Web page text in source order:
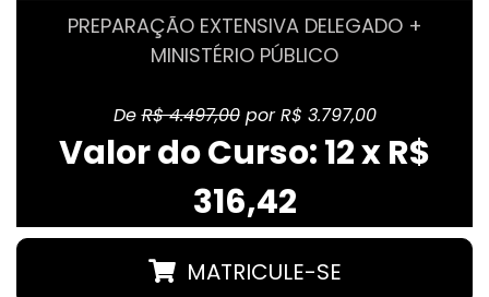
PREPARAÇÃO EXTENSIVA DELEGADO +
MINISTÉRIO PÚBLICO
DeR$ 4.497,00por R$ 3.797,00
Valor do Curso: 12 x R$
316,42
MATRICULE-SE